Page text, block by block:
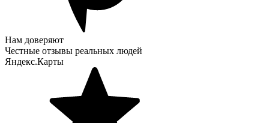
Нам доверяют
Честные отзывы реальных людей
Яндекс.Карты